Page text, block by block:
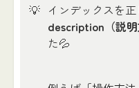
💡 インデックスを
description（説
た💦